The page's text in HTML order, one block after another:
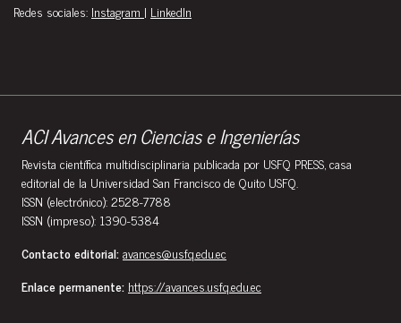
Redes sociales: Instagram | LinkedIn
ACI Avances en Ciencias e Ingenierías
Revista científica multidisciplinaria publicada por USFQ PRESS, casa
editorial de la Universidad San Francisco de Quito USFQ.
ISSN (electrónico): 2528-7788
ISSN (impreso): 1390-5384
Contacto editorial:avances@usfq.edu.ec
Enlace permanente: https://avances.usfq.edu.ec